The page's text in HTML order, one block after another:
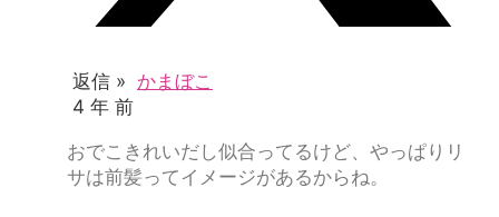
返信 » かまぼこ
4 年 前
おでこきれいだし似合ってるけど、やっぱりリ
サは前髪ってイメージがあるからね。